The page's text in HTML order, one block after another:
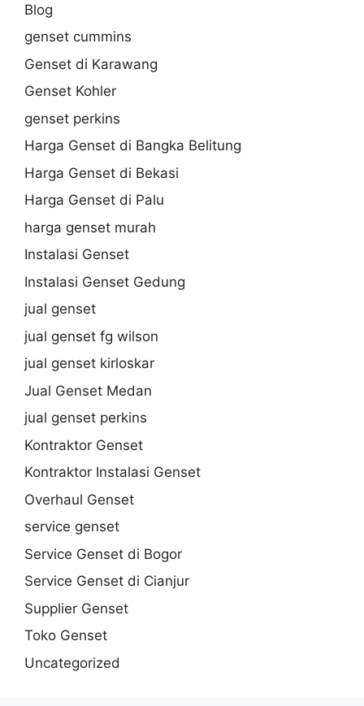
Blog
genset cummins
Genset di Karawang
Genset Kohler
genset perkins
Harga Genset di Bangka Belitung
Harga Genset di Bekasi
Harga Genset di Palu
harga genset murah
Instalasi Genset
Instalasi Genset Gedung
jual genset
jual genset fg wilson
jual genset kirloskar
Jual Genset Medan
jual genset perkins
Kontraktor Genset
Kontraktor Instalasi Genset
Overhaul Genset
service genset
Service Genset di Bogor
Service Genset di Cianjur
Supplier Genset
Toko Genset
Uncategorized